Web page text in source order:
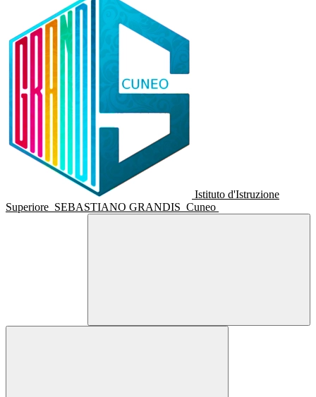
Istituto d'Istruzione
Superiore SEBASTIANO GRANDIS Cuneo